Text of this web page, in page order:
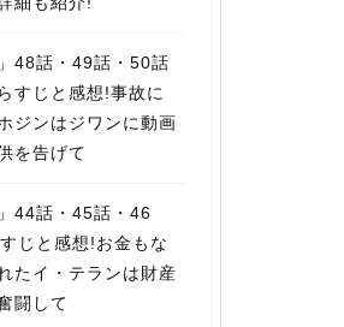
48話・49話・50話
すじと感想!事故に
ジンはジワンに動画
を告げて
44話・45話・46
じと感想!お金もな
たイ・テランは財産
闘して